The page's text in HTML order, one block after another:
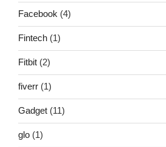
Facebook (4)
Fintech (1)
Fitbit (2)
fiverr (1)
Gadget (11)
glo (1)